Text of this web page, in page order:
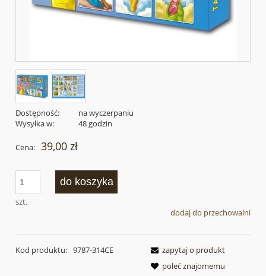
Dostępność:
na wyczerpaniu
Wysyłka w:
48 godzin
Cena: 39,00 zł
szt.
do koszyka
dodaj do przechowalni
Kod produktu: 9787-314CE
zapytaj o produkt
poleć znajomemu